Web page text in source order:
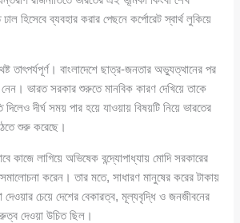
হিসেবে ব্যবহার করার পেছনে কর্পোরেট স্বার্থ লুকিয়ে
তাৎপর্যপূর্ণ। বাংলাদেশে ছাত্র-জনতার অভ্যুত্থানের পর
ভারত সরকার শুরুতে মানবিক কারণ দেখিয়ে তাকে
দীর্ঘ সময় পার হয়ে যাওয়ায় বিষয়টি নিয়ে ভারতের
শুরু করেছে।
কাজে লাগিয়ে অভিষেক বন্দ্যোপাধ্যায় মোদি সরকারের
সমালোচনা করেন। তার মতে, সাধারণ মানুষের করের টাকায়
দেওয়ার চেয়ে দেশের বেকারত্ব, মূল্যবৃদ্ধি ও জনজীবনের
দেওয়া উচিত ছিল।